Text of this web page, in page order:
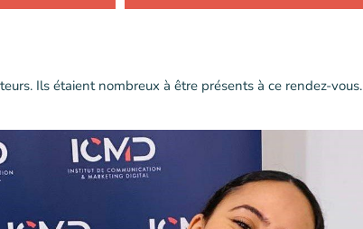
Ils étaient nombreux à être présents à ce rendez-vous.